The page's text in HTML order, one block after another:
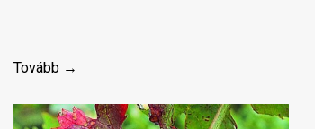
Tovább →